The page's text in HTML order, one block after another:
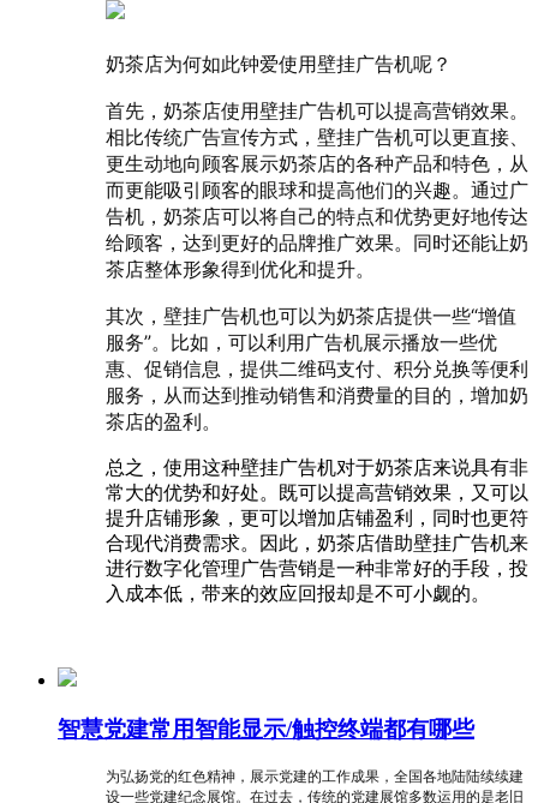
奶茶店为何如此钟爱使用壁挂广告机呢？
首先，奶茶店使用壁挂广告机可以提高营销效果。
相比传统广告宣传方式，壁挂广告机可以更直接、
更生动地向顾客展示奶茶店的各种产品和特色，从
而更能吸引顾客的眼球和提高他们的兴趣。通过广
告机，奶茶店可以将自己的特点和优势更好地传达
给顾客，达到更好的品牌推广效果。同时还能让奶
茶店整体形象得到优化和提升。
其次，壁挂广告机也可以为奶茶店提供一些“增值
服务”。比如，可以利用广告机展示播放一些优
惠、促销信息，提供二维码支付、积分兑换等便利
服务，从而达到推动销售和消费量的目的，增加奶
茶店的盈利。
总之，使用这种壁挂广告机对于奶茶店来说具有非
常大的优势和好处。既可以提高营销效果，又可以
提升店铺形象，更可以增加店铺盈利，同时也更符
合现代消费需求。因此，奶茶店借助壁挂广告机来
进行数字化管理广告营销是一种非常好的手段，投
入成本低，带来的效应回报却是不可小觑的。
智慧党建常用智能显示/触控终端都有哪些
为弘扬党的红色精神，展示党建的工作成果，全国各地陆陆续续建
设一些党建纪念展馆。在过去，传统的党建展馆多数运用的是老旧